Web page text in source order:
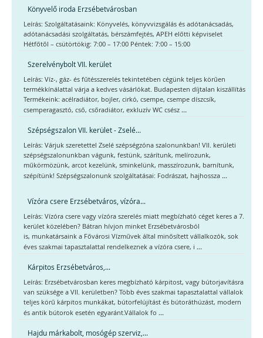
Könyvelő iroda Erzsébetvárosban
Leírás: Szolgáltatásaink: Könyvelés, könyvvizsgálás és adótanácsadás,
adótanácsadási szolgáltatás, bérszámfejtés, APEH előtti képviselet
Hétfőtől – csütörtökig: 7:00 – 17:00 Péntek: 7:00 – 15:00
Szerelvénybolt VII. kerület
Leírás: Víz-, gáz- és fűtésszerelés tekintetében cégünk teljes körűen
termékkínálattal várja a kedves vásárlókat. Budapesten díjtalan kiszállítás
Termékeink: acélradiátor, bojler, cirkó, csempe, csempe díszcsík,
csemperagasztó, cső, csőradiátor, exkluzív WC csész ...
Szépségszalon VII. kerület - Zselé...
Leírás: Várjuk szeretettel Zselé szépségzóna szalonunkban! VII. kerületi
szépségszalonunkban vágunk, festünk, szárítunk, melírozunk,
műkörmözünk, arcot kezelünk, sminkelünk, masszírozunk, barnítunk,
szépítünk! Szépségszalonunk szolgáltatásai: Fodrászat, hajhossza ...
Vízóra csere Erzsébetváros, vízóra...
Leírás: Vízóra csere vagy vízóra szerelés miatt megbízható céget keres a 7.
kerület közelében? Bátran hívjon minket Erzsébetvárosból
is, munkatársaink a Fővárosi Vízművek által minősített vállalkozók, sok
éves szakmai tapasztalattal rendelkeznek a vízóra csere, i ...
Kárpitos Erzsébetváros,...
Leírás: Erzsébetvárosban keres megbízható kárpitost, vagy bútorjavításra
van szüksége a VII. kerületben? Több éves szakmai tapasztalattal vállalok
teljes körű kárpitos munkákat, bútorfelújítást és bútoráthúzást, modern
és antik bútorok esetén egyaránt.Vállalok fo ...
Hajdu márkabolt, mosógép szerviz,...